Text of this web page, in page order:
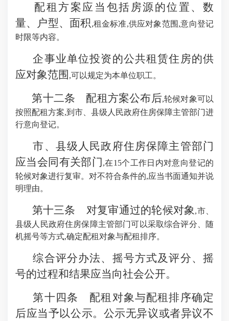
配租方案应当包括房源的位置、数
量、户型、面积,租金标准,供应对象范围,意向登记
时限等内容。
企事业单位投资的公共租赁住房的供
应对象范围 ,可以规定为本单位职工。
第十二条 配租方案公布后,轮候对象可以
按照配租方案,到市、县级人民政府住房保障主管部门进
行意向登记。
市、县级人民政府住房保障主管部门
应当会同有关部门,在15个工作日内对意向登记的
轮候对象进行复审。对不符合条件的,应当书面通知并说
明理由。
第十三条 对复审通过的轮候对象,市、
县级人民政府住房保障主管部门可以采取综合评分、随
机摇号等方式,确定配租对象与配租排序。
综合评分办法、摇号方式及评分、摇
号的过程和结果应当向社会公开。
第十四条 配租对象与配租排序确定
后应当予以公示。公示无异议或者异议不